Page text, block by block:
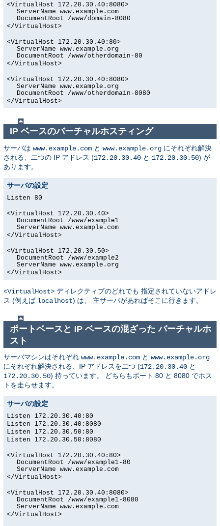
<VirtualHost 172.20.30.40:8080>
ServerName www.example.com
DocumentRoot /www/domain-8080
</VirtualHost>
<VirtualHost 172.20.30.40:80>
ServerName www.example.org
DocumentRoot /www/otherdomain-80
</VirtualHost>
<VirtualHost 172.20.30.40:8080>
ServerName www.example.org
DocumentRoot /www/otherdomain-8080
</VirtualHost>
IP ベースのバーチャルホスティング
サーバは www.example.com と www.example.org にそれぞれ解決
される、二つの IP アドレス (172.20.30.40 と 172.20.30.50) が
あります。
サーバの設定
Listen 80
<VirtualHost 172.20.30.40>
DocumentRoot /www/example1
ServerName www.example.com
</VirtualHost>
<VirtualHost 172.20.30.50>
DocumentRoot /www/example2
ServerName www.example.org
</VirtualHost>
<VirtualHost> ディレクティブのどれでも 指定されていないアドレ
ス (例えば localhost) は、 主サーバがあればそこに行きます。
ポートベースと IP ベースの混ざった バーチャルホ
スト
サーバマシンはそれぞれ www.example.com と www.example.org
にそれぞれ解決される、IP アドレスを二つ (172.20.30.40 と
172.20.30.50) 持っています。 どちらもポート 80 と 8080 でホス
トを走らせます。
サーバの設定
Listen 172.20.30.40:80
Listen 172.20.30.40:8080
Listen 172.20.30.50:80
Listen 172.20.30.50:8080
<VirtualHost 172.20.30.40:80>
DocumentRoot /www/example1-80
ServerName www.example.com
</VirtualHost>
<VirtualHost 172.20.30.40:8080>
DocumentRoot /www/example1-8080
ServerName www.example.com
</VirtualHost>